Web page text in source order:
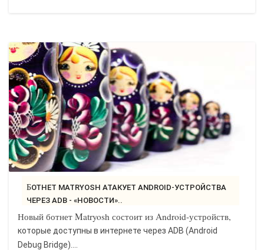
БОТНЕТ MATRYOSH АТАКУЕТ ANDROID-УСТРОЙСТВА
ЧЕРЕЗ ADB - «НОВОСТИ»..
Новый ботнет Matryosh состоит из Android-устройств,
которые доступны в интернете через ADB (Android
Debug Bridge)....